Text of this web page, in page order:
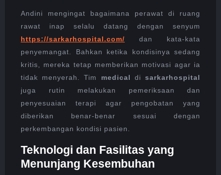
Andini mengingat bagaimana perawat di ruang
rawat inap selalu datang dengan senyum
https://sarkarhospital.com/ dan kata-kata
penyemangat. Bahkan ketika kondisinya sedang
kritis, mereka tetap memberikan motivasi agar ia
tidak menyerah. Tim medical disarkarhospital
juga rutin melakukan pemeriksaan dan
penyesuaian terapi agar pengobatan yang
diberikan benar-benar sesuai dengan
perkembangan kondisi pasien.
Teknologi dan Fasilitas yang
Menunjang Kesembuhan